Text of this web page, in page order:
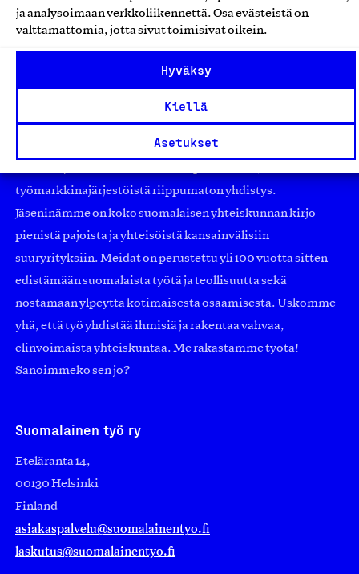
ja analysoimaan verkkoliikennettä. Osa evästeistä on
välttämättömiä, jotta sivut toimisivat oikein.
Hyväksy
Kiellä
Asetukset
työmarkkinajärjestöistä riippumaton yhdistys.
Jäseninämme on koko suomalaisen yhteiskunnan kirjo
pienistä pajoista ja yhteisöistä kansainvälisiin
suuryrityksiin. Meidät on perustettu yli 100 vuotta sitten
edistämään suomalaista työtä ja teollisuutta sekä
nostamaan ylpeyttä kotimaisesta osaamisesta. Uskomme
yhä, että työ yhdistää ihmisiä ja rakentaa vahvaa,
elinvoimaista yhteiskuntaa. Me rakastamme työtä!
Sanoimmeko sen jo?
Suomalainen työ ry
Eteläranta 14,
00130 Helsinki
Finland
asiakaspalvelu@suomalainentyo.fi
laskutus@suomalainentyo.fi